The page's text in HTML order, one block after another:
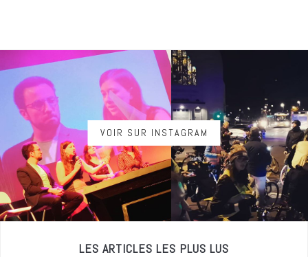
VOIR SUR INSTAGRAM
LES ARTICLES LES PLUS LUS